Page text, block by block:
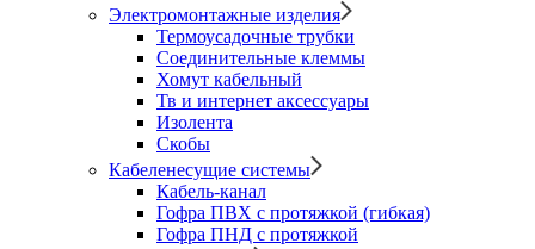
Электромонтажные изделия
Термоусадочные трубки
Соединительные клеммы
Хомут кабельный
Тв и интернет аксессуары
Изолента
Скобы
Кабеленесущие системы
Кабель-канал
Гофра ПВХ с протяжкой (гибкая)
Гофра ПНД с протяжкой